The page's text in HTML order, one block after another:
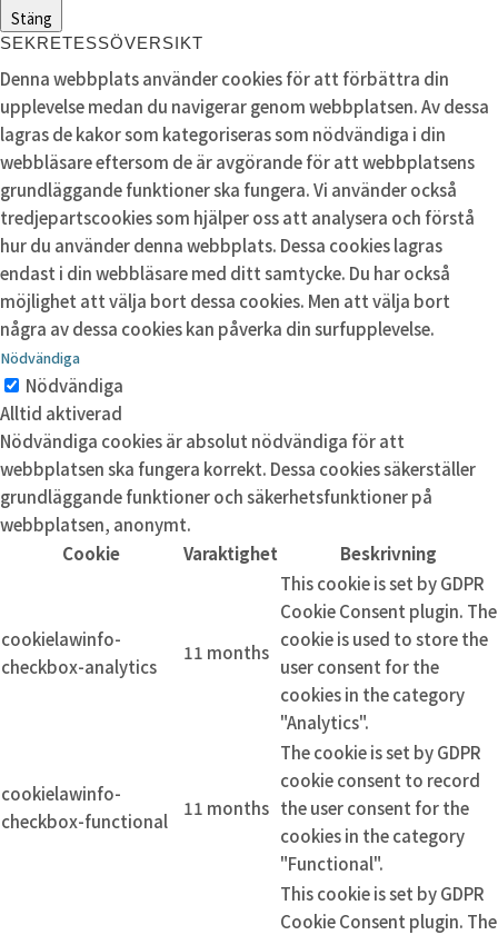
Stäng
SEKRETESSÖVERSIKT
Denna webbplats använder cookies för att förbättra din
upplevelse medan du navigerar genom webbplatsen. Av dessa
lagras de kakor som kategoriseras som nödvändiga i din
webbläsare eftersom de är avgörande för att webbplatsens
grundläggande funktioner ska fungera. Vi använder också
tredjepartscookies som hjälper oss att analysera och förstå
hur du använder denna webbplats. Dessa cookies lagras
endast i din webbläsare med ditt samtycke. Du har också
möjlighet att välja bort dessa cookies. Men att välja bort
några av dessa cookies kan påverka din surfupplevelse.
Nödvändiga
Nödvändiga
Alltid aktiverad
Nödvändiga cookies är absolut nödvändiga för att
webbplatsen ska fungera korrekt. Dessa cookies säkerställer
grundläggande funktioner och säkerhetsfunktioner på
webbplatsen, anonymt.
Cookie
Varaktighet Beskrivning
cookielawinfo-
checkbox-analytics
11 months
This cookie is set by GDPR
Cookie Consent plugin. The
cookie is used to store the
user consent for the
cookies in the category
"Analytics".
cookielawinfo-
checkbox-functional
11 months
The cookie is set by GDPR
cookie consent to record
the user consent for the
cookies in the category
"Functional".
This cookie is set by GDPR
Cookie Consent plugin. The